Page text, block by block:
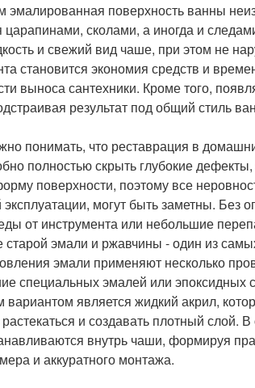
поверхность ванны
царапинами, сколами, а иногда и
и свежий вид чаше, при этом не
становится экономия средств и
выноса сантехники. Кроме того,
результат под общий стиль
понимать, что реставрация в
полностью скрыть глубокие
поверхности, поэтому все
эксплуатации, могут быть заметны. Без
от инструмента или небольшие
старой эмали и ржавчины - один из
эмали применяют несколько
специальных эмалей или эпоксидных
вариантом является жидкий акрил,
и создавать плотный слой.
внутрь чаши, формируя
и аккуратного монтажа.